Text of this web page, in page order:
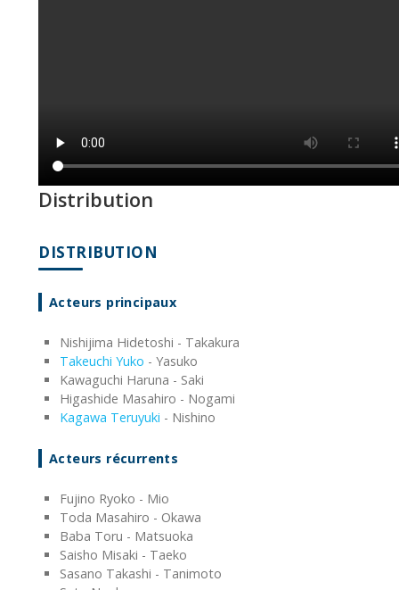
Distribution
DISTRIBUTION
Acteurs principaux
Nishijima Hidetoshi - Takakura
Takeuchi Yuko - Yasuko
Kawaguchi Haruna - Saki
Higashide Masahiro - Nogami
Kagawa Teruyuki - Nishino
Acteurs récurrents
Fujino Ryoko - Mio
Toda Masahiro - Okawa
Baba Toru - Matsuoka
Saisho Misaki - Taeko
Sasano Takashi - Tanimoto